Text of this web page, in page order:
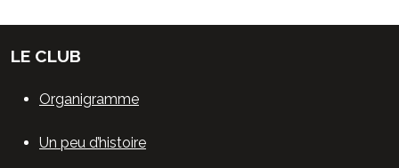
LE CLUB
Organigramme
Un peu d’histoire